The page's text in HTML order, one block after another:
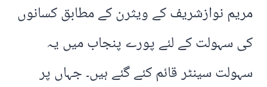
مریم نوازشریف کے ویثرن کے مطابق کسانوں
کی سہولت کے لئے پورے پنجاب میں یہ
سہولت سینٹر قائم کئے گئے ہیں۔ جہاں پر